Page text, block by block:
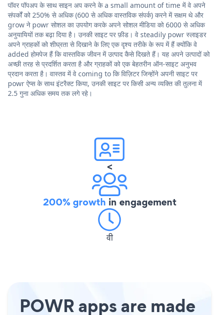
पॉवर पॉपअप के साथ साइन अप करने के a small amount of time में वे अपने
संपर्कों को 250% से अधिक (600 से अधिक वास्तविक संपर्क) करने में सक्षम थे और
grow ने powr सोशल का उपयोग करके अपने सोशल मीडिया को 6000 से अधिक
अनुयायियों तक बढ़ा दिया है। उनकी साइट पर फ़ीड। वे steadily powr स्लाइडर
अपने ग्राहकों को शीघ्रता से दिखाने के लिए एक दृश्य तरीके के रूप में हैं क्योंकि वे
added होमपेज हैं कि वास्तविक जीवन में उत्पाद कैसे दिखते हैं। यह अपने उत्पादों को
अच्छी तरह से प्रदर्शित करता है और ग्राहकों को एक बेहतरीन ऑन-साइट अनुभव
प्रदान करता है। वास्तव में वे coming to कि विज़िटर जिन्होंने अपनी साइट पर
powr ऐप्स के साथ इंटरैक्ट किया, उनकी साइट पर किसी अन्य व्यक्ति की तुलना में
2.5 गुना अधिक समय तक लगे रहे।
<
200% growth in engagement
वी
POWR apps are made